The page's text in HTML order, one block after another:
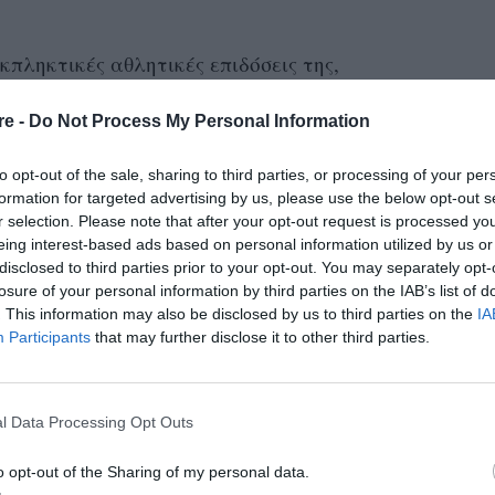
- Do Not Process My Personal Information
opt-out of the sale, sharing to third parties, or processing of your
for targeted advertising by us, please use the below opt-out
selection. Please note that after your opt-out request is processed
interest-based ads based on personal information utilized by us
to third parties prior to your opt-out. You may separately
of your personal information by third parties on the IAB’s list of
This information may also be disclosed by us to third parties on the
Participants that may further disclose it to other third parties.
Data Processing Opt Outs
opt-out of the Sharing of my personal data.
αθλητικές επιδόσεις της,
, για να εξασφαλίσει μια καριέρα στην
Δύσκολα θα μπορούσε να
αυτής της έξυπνης και δραστήριας γυναίκας
οιΤαλιμπάνσκότωσαν τονπατέρατης. Με
της αναγκάστηκε να καταφύγει στο
, την οποία σήμερα αποκαλούν
να μείνω ζωντανή, να επιβιώσω μέχρι την